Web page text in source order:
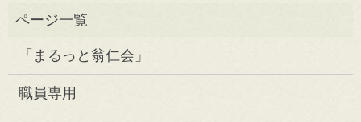
「まるっと翁仁会」
職員専用